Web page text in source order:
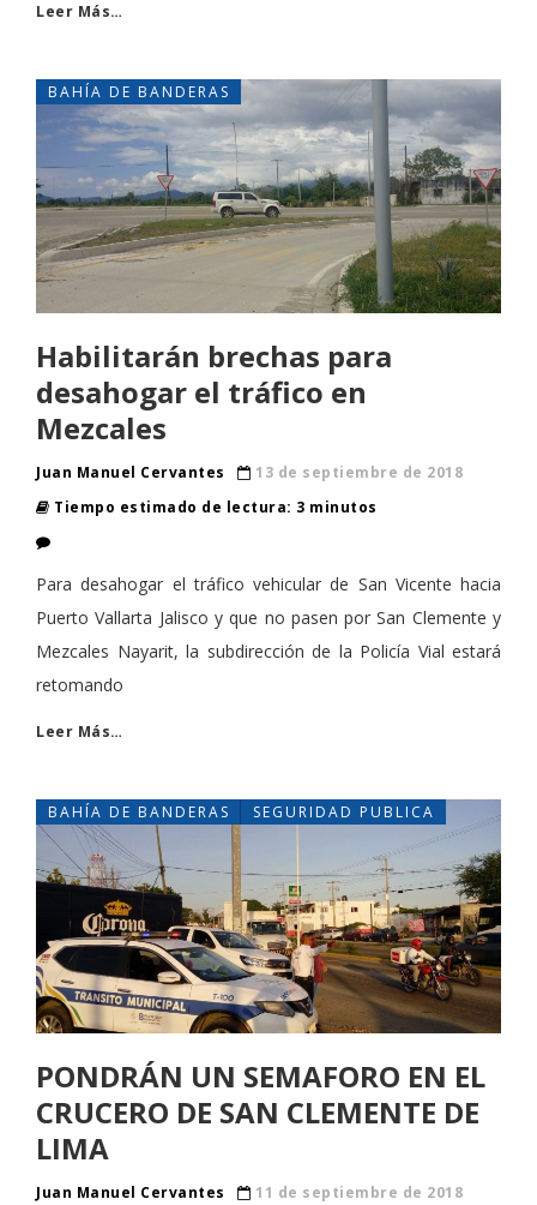
Leer Más…
BAHÍA DE BANDERAS
Habilitarán brechas para
desahogar el tráfico en
Mezcales
Juan Manuel Cervantes
13 de septiembre de 2018
Tiempo estimado de lectura: 3 minutos
Para desahogar el tráfico vehicular de San Vicente hacia
Puerto Vallarta Jalisco y que no pasen por San Clemente y
Mezcales Nayarit, la subdirección de la Policía Vial estará
retomando
Leer Más…
BAHÍA DE BANDERAS SEGURIDAD PUBLICA
PONDRÁN UN SEMAFORO EN EL
CRUCERO DE SAN CLEMENTE DE
LIMA
Juan Manuel Cervantes
11 de septiembre de 2018